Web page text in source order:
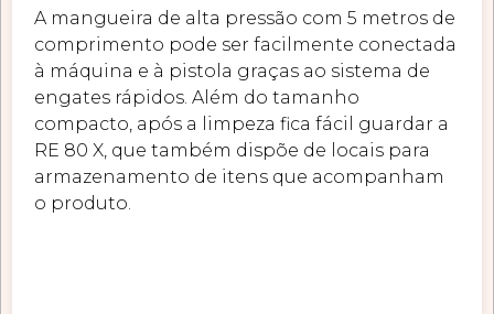
A mangueira de alta pressão com 5 metros de
comprimento pode ser facilmente conectada
à máquina e à pistola graças ao sistema de
engates rápidos. Além do tamanho
compacto, após a limpeza fica fácil guardar a
RE 80 X, que também dispõe de locais para
armazenamento de itens que acompanham
o produto.